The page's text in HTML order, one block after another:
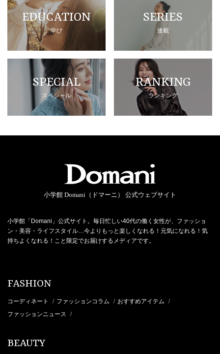
EDUCATION
学び
SERIES
連載
SPECIAL
スペシャル
RANKING
ランキング
小学館 Domani（ドマーニ） 公式ウェブサイト
小学館「Domani」公式サイト。毎日忙しい40代の働く女性が、ファッショ
ン・美容・ライフスタイル…今よりもっと楽しくなれる！元気になれる！気
持ちよくなれる！こと限定でお届けするメディアです。
FASHION
コーディネート / ファッションコラム / おすすめアイテム /
ファッションニュース /
BEAUTY